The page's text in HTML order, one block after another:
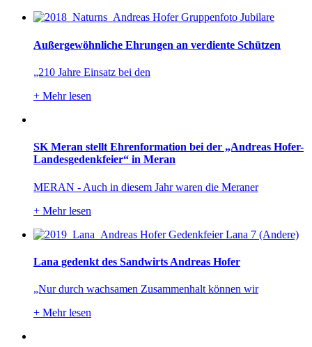
Außergewöhnliche Ehrungen an verdiente Schützen
„210 Jahre Einsatz bei den
+ Mehr lesen
SK Meran stellt Ehrenformation bei der „Andreas Hofer-
Landesgedenkfeier“ in Meran
MERAN - Auch in diesem Jahr waren die Meraner
+ Mehr lesen
Lana gedenkt des Sandwirts Andreas Hofer
„Nur durch wachsamen Zusammenhalt können wir
+ Mehr lesen